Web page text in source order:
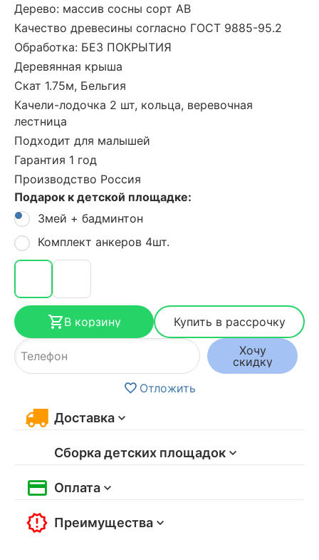
Дерево: массив сосны сорт АВ
Качество древесины согласно ГОСТ 9885-95.2
Обработка: БЕЗ ПОКРЫТИЯ
Деревянная крыша
Скат 1.75м, Бельгия
Качели-лодочка 2 шт, кольца, веревочная
лестница
Подходит для малышей
Гарантия 1 год
Производство Россия
Подарок к детской площадке:
Змей + бадминтон
Комплект анкеров 4шт.
В корзину
Купить в рассрочку
Хочу
скидку
Отложить
Доставка
Сборка детских площадок
Оплата
Преимущества